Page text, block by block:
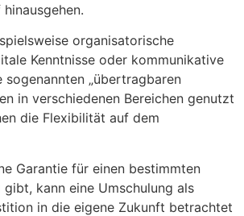
organisatorische
Kenntnisse oder kommunikative
sogenannten „übertragbaren
in verschiedenen Bereichen genutzt
die Flexibilität auf dem
Garantie für einen bestimmten
kann eine Umschulung als
in die eigene Zukunft betrachtet